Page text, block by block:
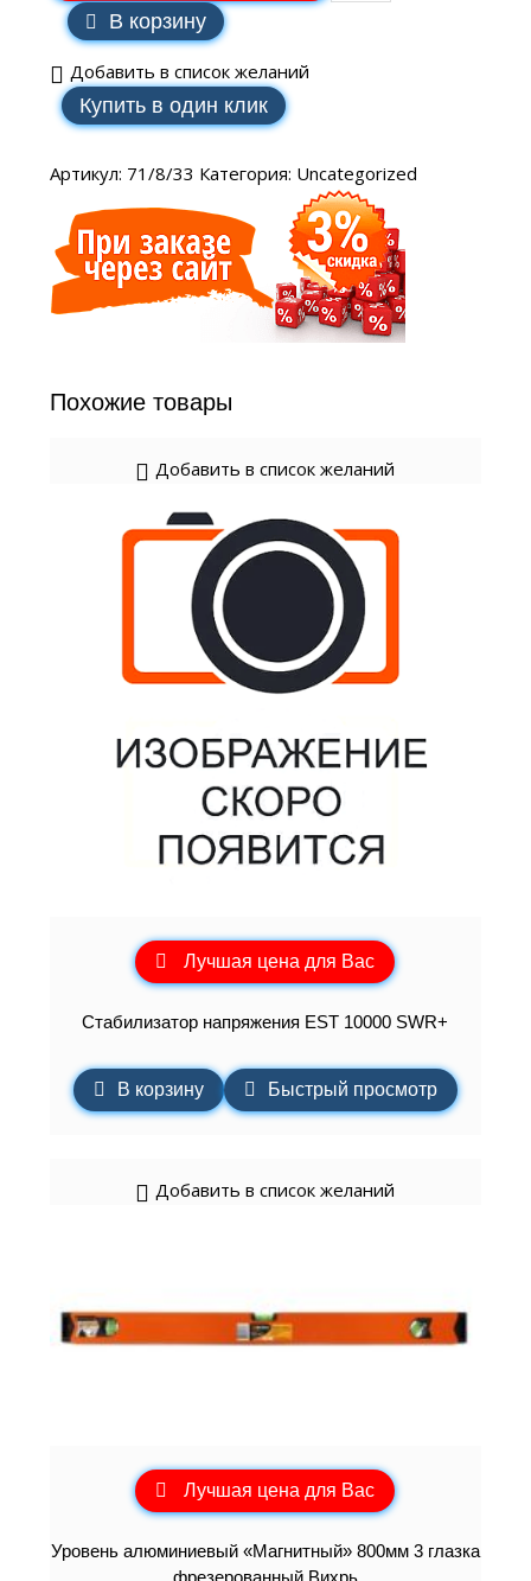
В корзину
Добавить в список желаний
Купить в один клик
Артикул: 71/8/33 Категория: Uncategorized
Похожие товары
Добавить в список желаний
Лучшая цена для Вас
Стабилизатор напряжения EST 10000 SWR+
В корзину Быстрый просмотр
Добавить в список желаний
Лучшая цена для Вас
Уровень алюминиевый «Магнитный» 800мм 3 глазка